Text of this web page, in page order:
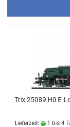
Trix 25089 H0 E-
Lieferzeit: 1 bis 4